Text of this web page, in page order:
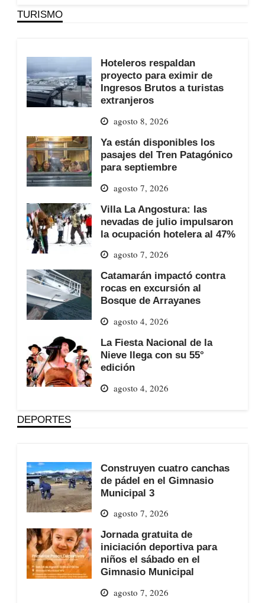
TURISMO
Hoteleros respaldan
proyecto para eximir de
Ingresos Brutos a turistas
extranjeros
agosto 8, 2026
Ya están disponibles los
pasajes del Tren Patagónico
para septiembre
agosto 7, 2026
Villa La Angostura: las
nevadas de julio impulsaron
la ocupación hotelera al 47%
agosto 7, 2026
Catamarán impactó contra
rocas en excursión al
Bosque de Arrayanes
agosto 4, 2026
La Fiesta Nacional de la
Nieve llega con su 55°
edición
agosto 4, 2026
DEPORTES
Construyen cuatro canchas
de pádel en el Gimnasio
Municipal 3
agosto 7, 2026
Jornada gratuita de
iniciación deportiva para
niños el sábado en el
Gimnasio Municipal
agosto 7, 2026